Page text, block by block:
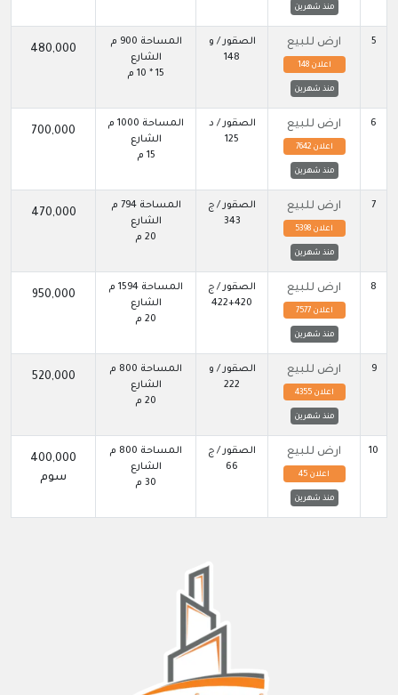
منذ شهرين
5 ارض للبيع
اعلان 148
منذ شهرين
الصقور / و
148
المساحة 900 م
الشارع
15 * 10 م
480,000
6 ارض للبيع
اعلان 7642
منذ شهرين
الصقور / د
125
المساحة 1000 م
الشارع
15 م
700,000
7 ارض للبيع
اعلان 5398
منذ شهرين
الصقور / ج
343
المساحة 794 م
الشارع
20 م
470,000
8 ارض للبيع
اعلان 7577
منذ شهرين
الصقور / ج
422+420
المساحة 1594 م
الشارع
20 م
950,000
9 ارض للبيع
اعلان 4355
منذ شهرين
الصقور / و
222
المساحة 800 م
الشارع
20 م
520,000
10 ارض للبيع
اعلان 45
منذ شهرين
الصقور / ج
66
المساحة 800 م
الشارع
30 م
400,000
سوم